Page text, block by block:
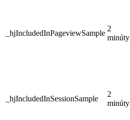
_hjIncludedInPageviewSample
2
minúty
_hjIncludedInSessionSample
2
minúty